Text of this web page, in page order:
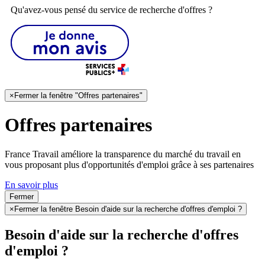
Qu'avez-vous pensé du service de recherche d'offres ?
× Fermer la fenêtre "Offres partenaires"
Offres partenaires
France Travail améliore la transparence du marché du travail en
vous proposant plus d'opportunités d'emploi grâce à ses partenaires
En savoir plus
Fermer
×Fermer la fenêtre Besoin d'aide sur la recherche d'offres d'emploi ?
Besoin d'aide sur la recherche d'offres
d'emploi ?